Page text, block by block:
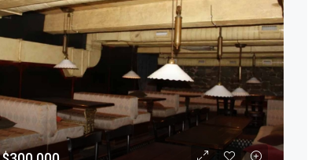
ПРОДАЖА
ТОП
$169,000